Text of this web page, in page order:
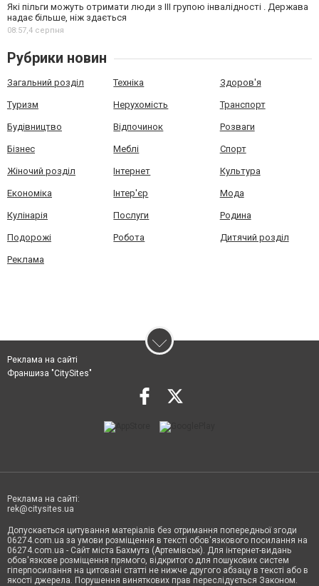
Які пільги можуть отримати люди з III групою інвалідності . Держава
надає більше, ніж здається
08:57,4 серпня
Рубрики новин
Загальний розділ Техніка Здоров'я
Туризм Нерухомість Транспорт
Будівництво Відпочинок Розваги
Бізнес Меблі Спорт
Жіночий розділ Інтернет Культура
Економіка Інтер'єр Мода
Кулінарія Послуги Родина
Подорожі Робота Дитячий розділ
Реклама
Реклама на сайті
Франшиза "CitySites"
Реклама на сайті:
rek@citysites.ua
Допускається цитування матеріалів без отримання попередньої згоди
06274.com.ua за умови розміщення в тексті обов'язкового посилання на
06274.com.ua - Сайт міста Бахмута (Артемівськ). Для інтернет-видань
обов'язкове розміщення прямого, відкритого для пошукових систем
гіперпосилання на цитовані статті не нижче другого абзацу в тексті або в
якості джерела. Порушення виняткових прав переслідується Законом.